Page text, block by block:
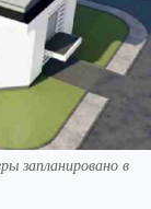
запланировано в